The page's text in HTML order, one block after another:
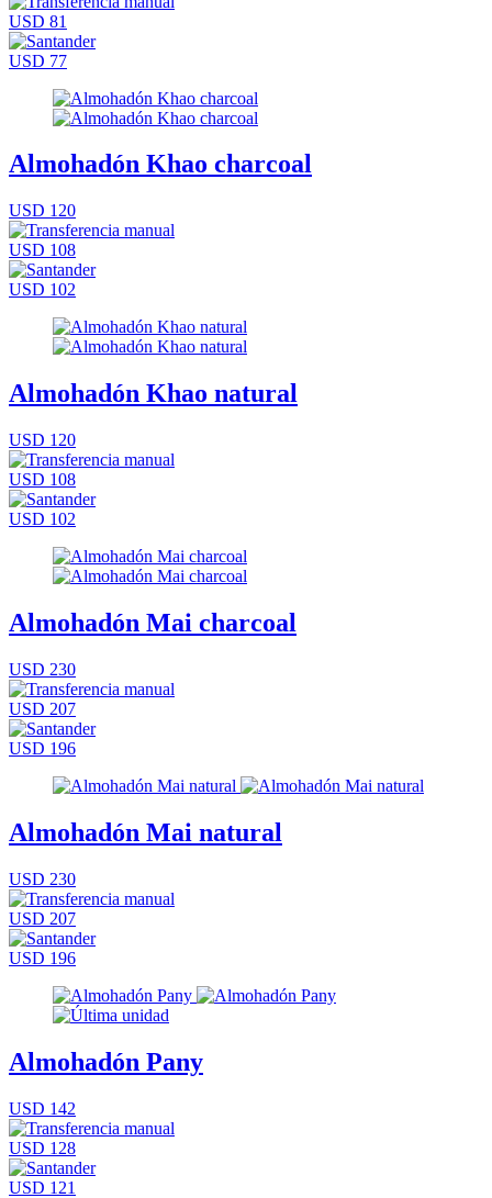
USD 81
USD 77
Almohadón Khao charcoal
USD 120
USD 108
USD 102
Almohadón Khao natural
USD 120
USD 108
USD 102
Almohadón Mai charcoal
USD 230
USD 207
USD 196
Almohadón Mai natural
USD 230
USD 207
USD 196
Almohadón Pany
USD 142
USD 128
USD 121